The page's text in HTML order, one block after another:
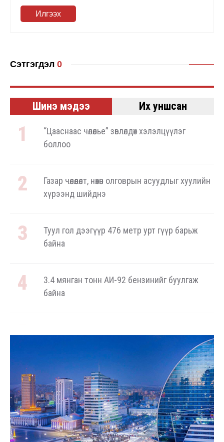
Илгээх
Сэтгэгдэл 0
Шинэ мэдээ Их уншсан
“Цааснаас чөлөөлье” зөвлөлдөх хэлэлцүүлэг
боллоо
Газар чөлөөлөлт, нөхөн олговрын асуудлыг хуулийн
хүрээнд шийднэ
Туул гол дээгүүр 476 метр урт гүүр барьж
байна
3.4 мянган тонн АИ-92 бензинийг буулгаж
байна
тонн АИ-92 автобензин тогтмол нийлүүлэх
Бамбай хоншоорт могойд хатгуулахаас
сэрэмжлээрэй